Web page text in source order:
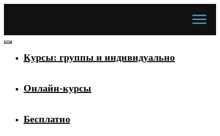
Курсы: группы и индивидуально
Онлайн-курсы
Бесплатно